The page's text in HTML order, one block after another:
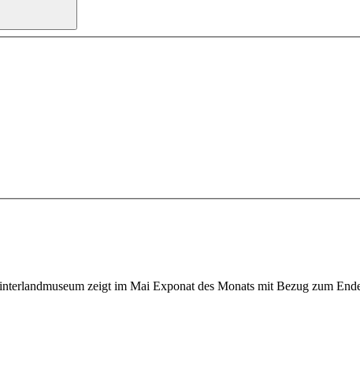
zeigt im Mai Exponat des Monats mit Bezug zum